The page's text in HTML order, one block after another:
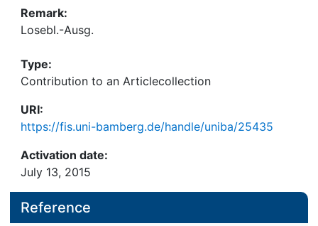
Remark:
Losebl.-Ausg.
Type:
Contribution to an Articlecollection
URI:
https://fis.uni-bamberg.de/handle/uniba/25435
Activation date:
July 13, 2015
Reference